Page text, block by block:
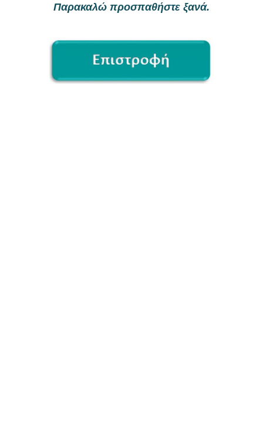
Παρακαλώ προσπαθήστε ξανά.